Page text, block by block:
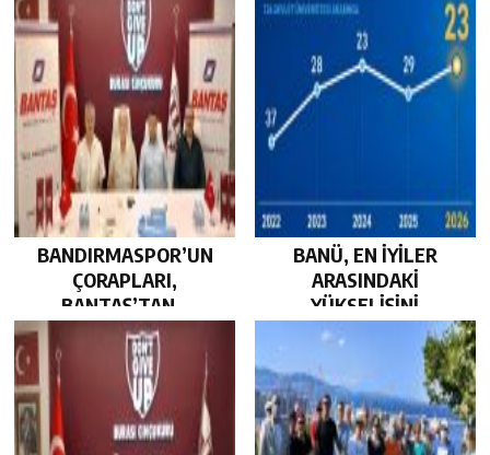
BANDIRMASPOR’UN
ÇORAPLARI,
BANTAŞ’TAN…
BANÜ, EN İYİLER
ARASINDAKİ
YÜKSELİŞİNİ
SÜRDÜRDÜ…